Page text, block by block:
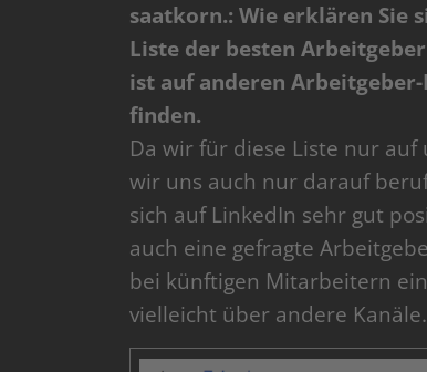
saatkorn.: Wie erklären Sie
Liste der besten
ist auf anderen
finden.
Da wir für diese Liste nur
wir uns auch nur darauf
sich auf LinkedIn sehr gut
auch eine gefragte
bei künftigen Mitarbeitern
vielleicht über andere